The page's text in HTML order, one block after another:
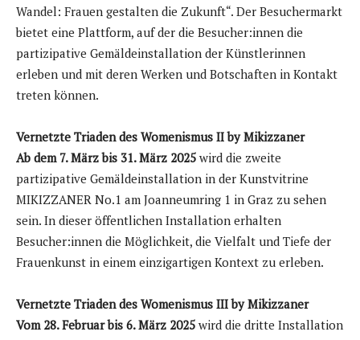
Wandel: Frauen gestalten die Zukunft“. Der Besuchermarkt
bietet eine Plattform, auf der die Besucher:innen die
partizipative Gemäldeinstallation der Künstlerinnen
erleben und mit deren Werken und Botschaften in Kontakt
treten können.
Vernetzte Triaden des Womenismus II by Mikizzaner
Ab dem 7. März bis 31. März 2025 wird die zweite
partizipative Gemäldeinstallation in der Kunstvitrine
MIKIZZANER No.1 am Joanneumring 1 in Graz zu sehen
sein. In dieser öffentlichen Installation erhalten
Besucher:innen die Möglichkeit, die Vielfalt und Tiefe der
Frauenkunst in einem einzigartigen Kontext zu erleben.
Vernetzte Triaden des Womenismus III by Mikizzaner
Vom 28. Februar bis 6. März 2025 wird die dritte Installation